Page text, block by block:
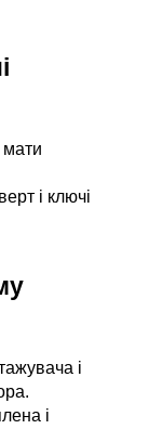
мати
і ключі
і
і